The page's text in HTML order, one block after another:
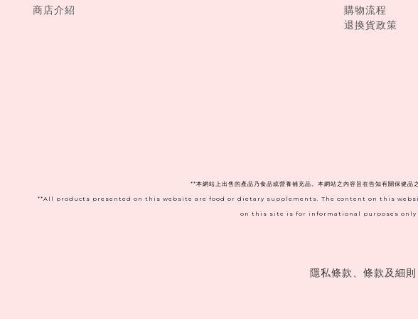
商店介紹
購物流程
退換貨政策
**本網站上出售的產品乃食品或營養補充品。本網站之內容旨在告知有關保健
**All products presented on this website are food or dietary supplements. The content on this
on this site is for informational purposes
隱私條款、條款及細則